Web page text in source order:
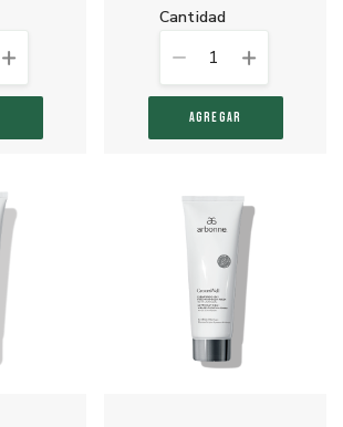
cantidad
1
AGREGAR